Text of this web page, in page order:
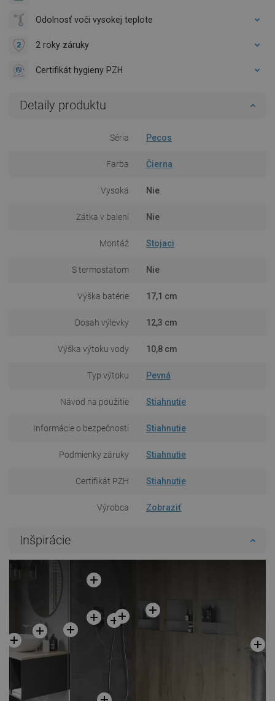
Odolnosť voči vysokej teplote
2 roky záruky
Certifikát hygieny PZH
Detaily produktu
Séria Pecos
Farba Čierna
Vysoká Nie
Zátka v balení Nie
Montáž Stojaci
S termostatom Nie
Výška batérie 17,1 cm
Dosah výlevky 12,3 cm
Výška výtoku vody 10,8 cm
Typ výtoku Pevná
Návod na použitie Stiahnutie
Informácie o bezpečnosti Stiahnutie
Podmienky záruky Stiahnutie
Certifikát PZH Stiahnutie
Výrobca Zobraziť
Inšpirácie